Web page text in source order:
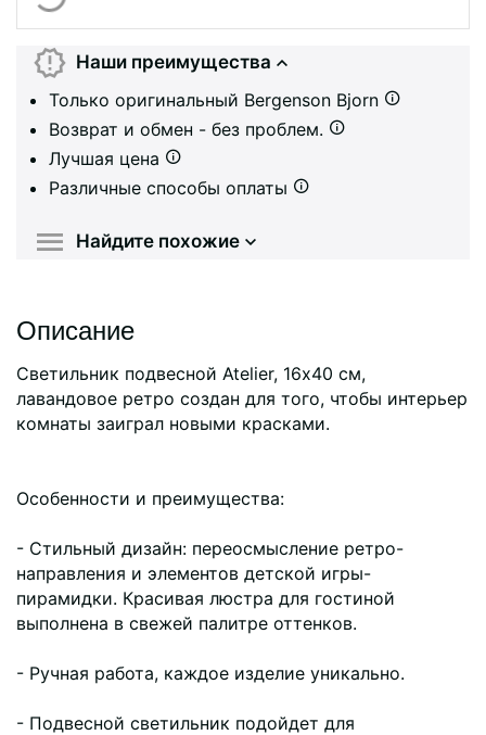
Наши преимущества
Только оригинальный Bergenson Bjorn
Возврат и обмен - без проблем.
Лучшая цена
Различные способы оплаты
Найдите похожие
Описание
Светильник подвесной Atelier, 16х40 см,
лавандовое ретро создан для того, чтобы интерьер
комнаты заиграл новыми красками.
Особенности и преимущества:
- Стильный дизайн: переосмысление ретро-
направления и элементов детской игры-
пирамидки. Красивая люстра для гостиной
выполнена в свежей палитре оттенков.
- Ручная работа, каждое изделие уникально.
- Подвесной светильник подойдет для